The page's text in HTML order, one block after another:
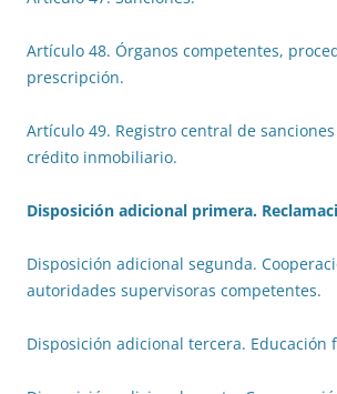
Artículo 48. Órganos competentes,
prescripción.
Artículo 49. Registro central de
crédito inmobiliario.
Disposición adicional primera.
Disposición adicional segunda.
autoridades supervisoras competentes.
Disposición adicional tercera. Educación